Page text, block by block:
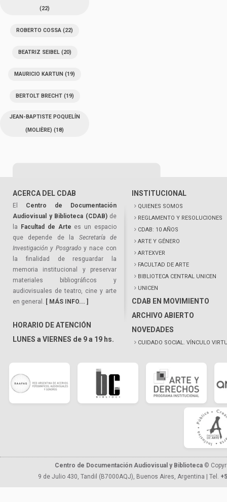
(22)
ROBERTO COSSA (22)
BEATRIZ SEIBEL(20)
MAURICIO KARTUN (19)
BERTOLT BRECHT(19)
JEAN-BAPTISTE POQUELÍN
(MOLIÈRE) (18)
ACERCA DEL CDAB
El Centro de Documentación
Audiovisual y Biblioteca (CDAB)de
la
Facultad de Arte es un espacio
que depende de la Secretaría de
Investigación y Posgrado y nace con
la finalidad de resguardar la
memoria institucional y preservar
materiales bibliográficos y
audiovisuales de teatro, cine y arte
en general. [ MÁS INFO... ]
HORARIO DE ATENCIÓN
LUNES a VIERNES de 9 a 19 hs.
INSTITUCIONAL
QUIENES SOMOS
REGLAMENTO Y RESOLUCIONES
CDAB: 10 AÑOS
ARTE Y GÉNERO
ARTEXVER
FACULTAD DE ARTE
BIBLIOTECA CENTRAL UNICEN
UNICEN
CDAB EN MOVIMIENTO
ARCHIVO ABIERTO
NOVEDADES
CUIDADO SOCIAL. VÍNCULO
Centro de Documentación Audiovisual y Biblioteca ©
9 de Julio 430, Tandil (B7000AQJ), Buenos Aires, Argentina | Tel.